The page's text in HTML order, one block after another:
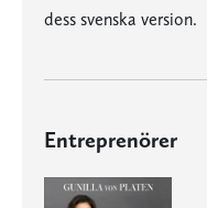
dess svenska version.
Entreprenörer